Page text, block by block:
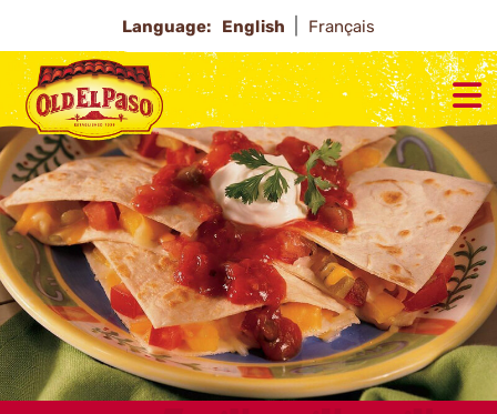
Language: English Français